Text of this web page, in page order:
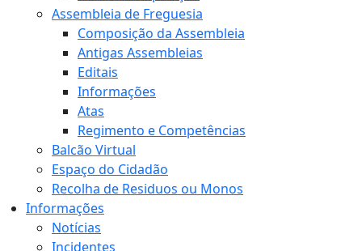
Assembleia de Freguesia
Composição da Assembleia
Antigas Assembleias
Editais
Informações
Atas
Regimento e Competências
Balcão Virtual
Espaço do Cidadão
Recolha de Residuos ou Monos
Informações
Notícias
Incidentes